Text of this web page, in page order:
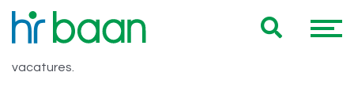
Vacatures HBO
Hieronder vind je een overzicht van al onze HBO
vacatures.